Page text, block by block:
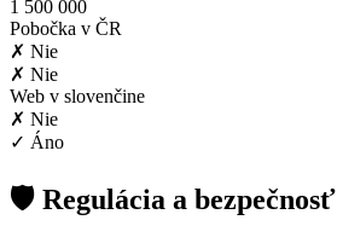
1 500 000
Pobočka v ČR
✗ Nie
✗ Nie
Web v slovenčine
✗ Nie
✓ Áno
🛡️ Regulácia a bezpečnosť